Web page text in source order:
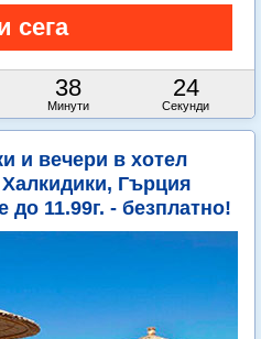
38
Минути
22
Секунди
и вечери в хотел
Гърция
11.99г. - безплатно!